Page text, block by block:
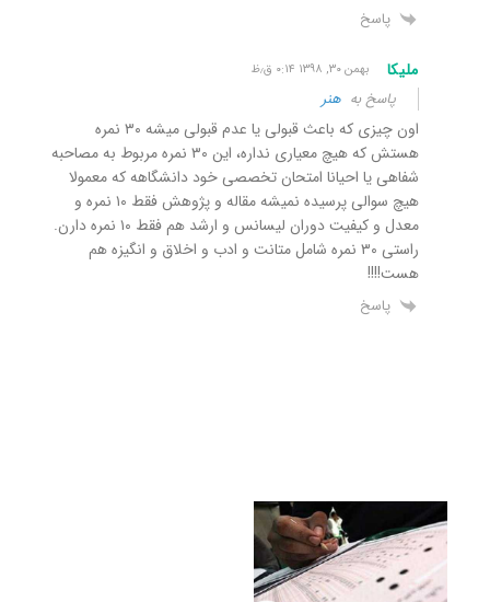
پاسخ
ملیکا بهمن ۳۰, ۱۳۹۸ ۰:۱۴ ق٫ظ
پاسخ به هنر
اون چیزی که باعث قبولی یا عدم قبولی میشه ۳۰ نمره
هستش که هیچ معیاری نداره، این ۳۰ نمره مربوط به مصاحبه
شفاهی یا احیانا امتحان تخصصی خود دانشگاهه که معمولا
هیچ سوالی پرسیده نمیشه مقاله و پژوهش فقط ۱۰ نمره و
معدل و کیفیت دوران لیسانس و ارشد هم فقط ۱۰ نمره دارن.
راستی ۳۰ نمره شامل متانت و ادب و اخلاق و انگیزه هم
هست!!!!
پاسخ